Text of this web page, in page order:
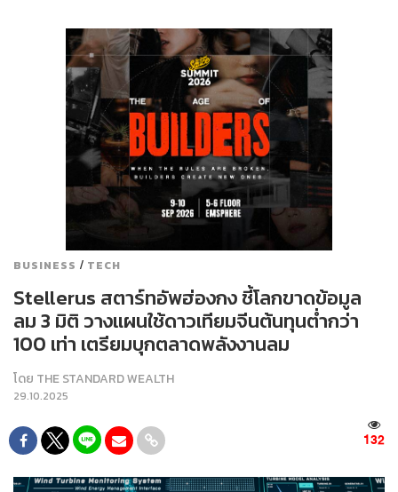
BUSINESS / TECH
Stellerus สตาร์ทอัพฮ่องกง ชี้โลกขาดข้อมูล
ลม 3 มิติ วางแผนใช้ดาวเทียมจีนต้นทุนต่ำกว่า
100 เท่า เตรียมบุกตลาดพลังงานลม
โดย THE STANDARD WEALTH
29.10.2025
132